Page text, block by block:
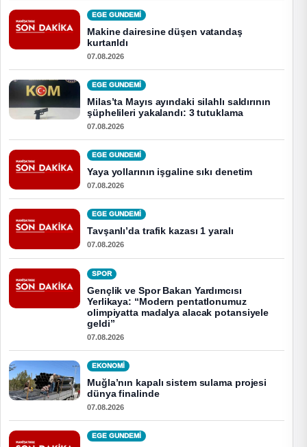
EGE GUNDEMİ
Makine dairesine düşen vatandaş
kurtarıldı
07.08.2026
EGE GUNDEMİ
Milas’ta Mayıs ayındaki silahlı saldırının
şüphelileri yakalandı: 3 tutuklama
07.08.2026
EGE GUNDEMİ
Yaya yollarının işgaline sıkı denetim
07.08.2026
EGE GUNDEMİ
Tavşanlı’da trafik kazası 1 yaralı
07.08.2026
SPOR
Gençlik ve Spor Bakan Yardımcısı
Yerlikaya: “Modern pentatlonumuz
olimpiyatta madalya alacak potansiyele
geldi”
07.08.2026
EKONOMI
Muğla’nın kapalı sistem sulama projesi
dünya finalinde
07.08.2026
EGE GUNDEMİ